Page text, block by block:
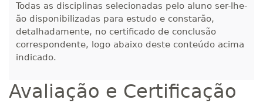
Todas as disciplinas selecionadas pelo aluno ser-lhe-
ão disponibilizadas para estudo e constarão,
detalhadamente, no certificado de conclusão
correspondente, logo abaixo deste conteúdo acima
indicado.
Avaliação e Certificação